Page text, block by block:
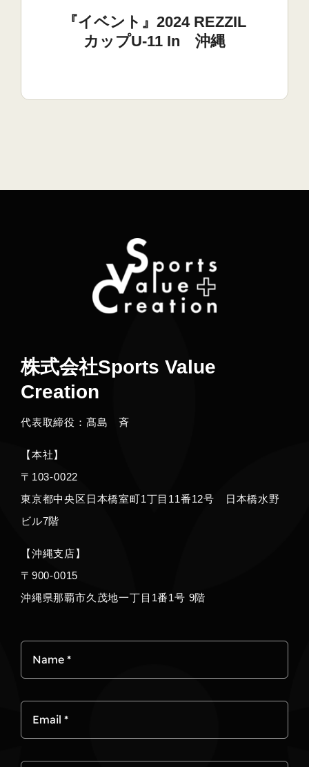
『イベント』2024 REZZIL
カップU-11 In 沖縄
株式会社Sports Value
Creation
代表取締役：髙島 斉
【本社】
〒103‐0022
東京都中央区日本橋室町1丁目11番12号 日本橋水野
ビル7階
【沖縄支店】
〒900-0015
沖縄県那覇市久茂地一丁目1番1号 9階